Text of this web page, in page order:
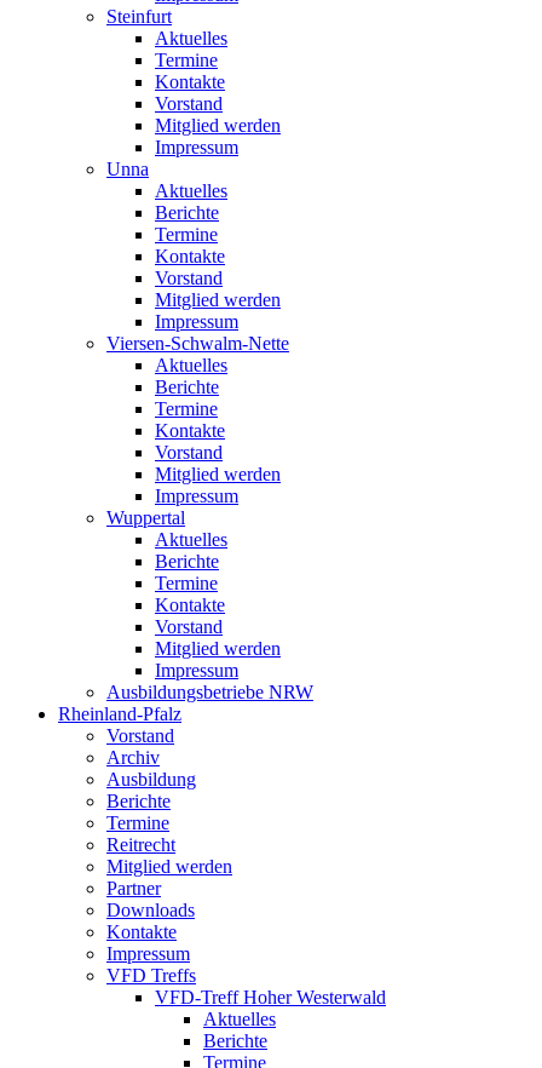
Steinfurt
Aktuelles
Termine
Kontakte
Vorstand
Mitglied werden
Impressum
Unna
Aktuelles
Berichte
Termine
Kontakte
Vorstand
Mitglied werden
Impressum
Viersen-Schwalm-Nette
Aktuelles
Berichte
Termine
Kontakte
Vorstand
Mitglied werden
Impressum
Wuppertal
Aktuelles
Berichte
Termine
Kontakte
Vorstand
Mitglied werden
Impressum
Ausbildungsbetriebe NRW
Rheinland-Pfalz
Vorstand
Archiv
Ausbildung
Berichte
Termine
Reitrecht
Mitglied werden
Partner
Downloads
Kontakte
Impressum
VFD Treffs
VFD-Treff Hoher Westerwald
Aktuelles
Berichte
Termine